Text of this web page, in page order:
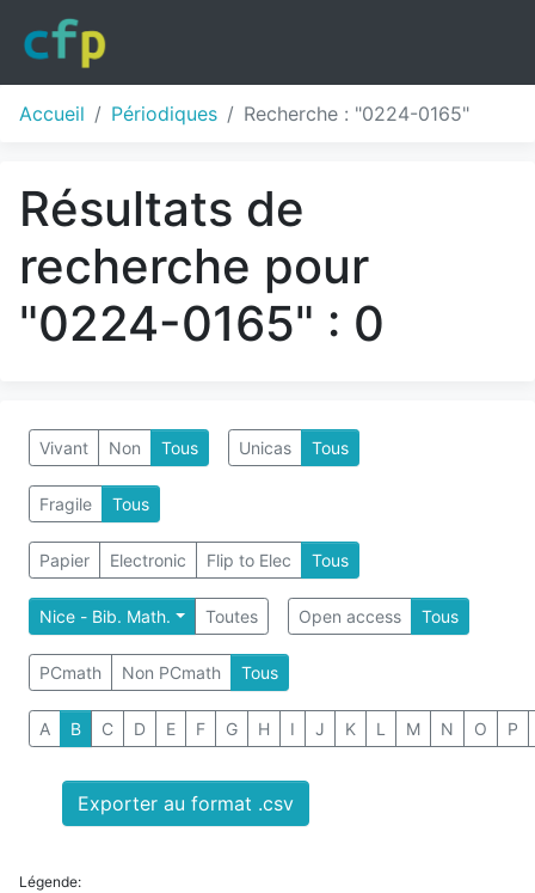
Accueil Périodiques Recherche : "0224-0165"
Résultats de
recherche pour
"0224-0165" : 0
Vivant Non Tous Unicas Tous
Fragile Tous
Papier Electronic Flip to Elec Tous
Nice - Bib. Math. Toutes Open access Tous
PCmath Non PCmath Tous
A B C D E F G H I J K L M N O P
Exporter au format .csv
Légende: